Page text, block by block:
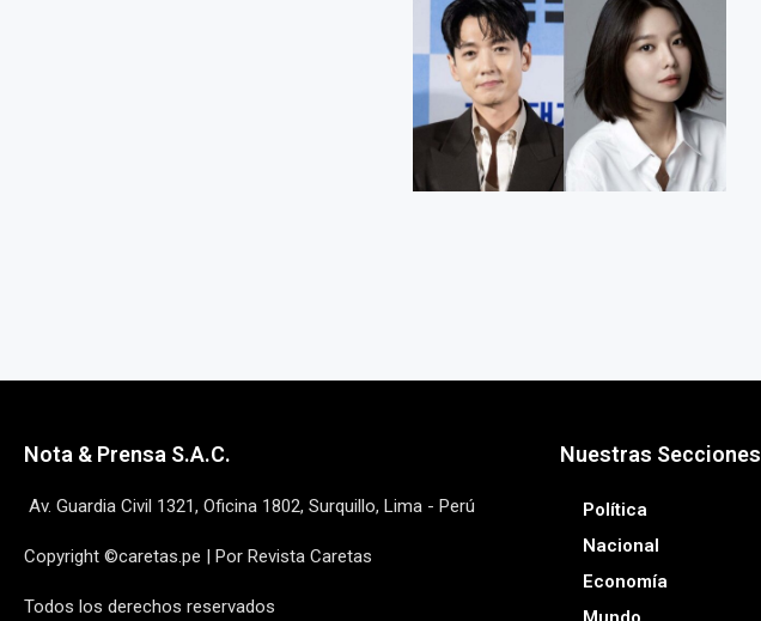
Nota & Prensa S.A.C.
Av. Guardia Civil 1321, Oficina 1802, Surquillo, Lima - Perú
Copyright ©caretas.pe | Por Revista Caretas
Todos los derechos reservados
Nuestras Secciones
Política
Nacional
Economía